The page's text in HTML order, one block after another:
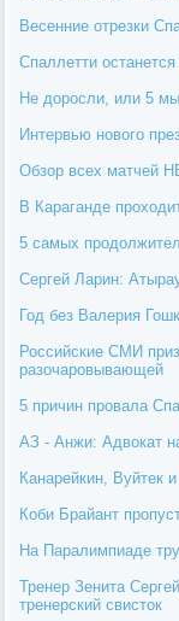
Весенние отрезки
Спаллетти
Не доросли, или 5
Интервью нового
Обзор всех матчей
В Караганде
5 самых
Сергей Ларин:
Год без Валерия
Российские СМИ
разочаровывающей
5 причин провала
АЗ - Анжи: Адвокат
Канарейкин, Вуйтек
Коби Брайант
На Паралимпиаде
Тренер Зенита
тренерский свисток